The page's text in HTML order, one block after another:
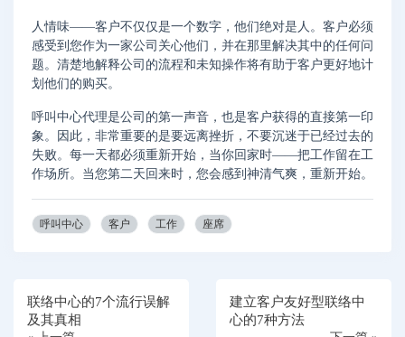
人情味——客户不仅仅是一个数字，他们绝对是人。客户必须
感受到您作为一家公司关心他们，并在那里解决其中的任何问
题。清楚地解释公司的流程和未知操作将有助于客户更好地计
划他们的购买。
呼叫中心代理是公司的第一声音，也是客户获得的直接第一印
象。因此，非常重要的是要远离挫折，不要沉迷于已经过去的
失败。每一天都必须重新开始，当你回家时——把工作留在工
作场所。当您第二天回来时，您会感到神清气爽，重新开始。
呼叫中心 客户 工作 座席
联络中心的7个流行误解
及其真相
建立客户友好型联络中
心的7种方法